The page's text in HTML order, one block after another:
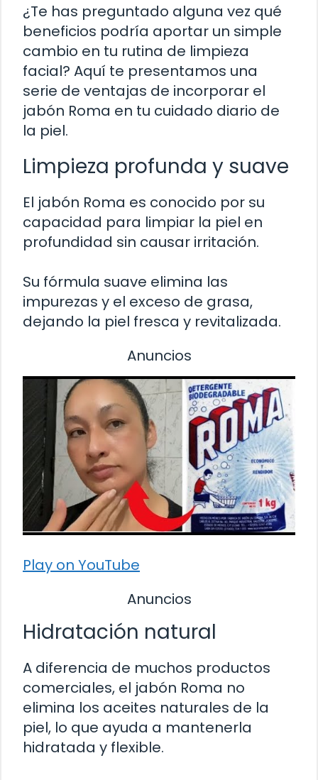
¿Te has preguntado alguna vez qué
beneficios podría aportar un simple
cambio en tu rutina de limpieza
facial? Aquí te presentamos una
serie de ventajas de incorporar el
jabón Roma en tu cuidado diario de
la piel.
Limpieza profunda y suave
El jabón Roma es conocido por su
capacidad para limpiar la piel en
profundidad sin causar irritación.
Su fórmula suave elimina las
impurezas y el exceso de grasa,
dejando la piel fresca y revitalizada.
Anuncios
Play on YouTube
Anuncios
Hidratación natural
A diferencia de muchos productos
comerciales, el jabón Roma no
elimina los aceites naturales de la
piel, lo que ayuda a mantenerla
hidratada y flexible.